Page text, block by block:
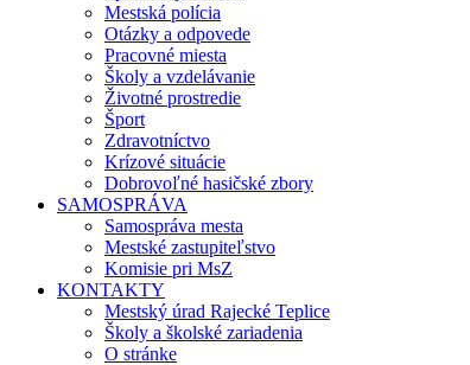
Mestská polícia
Otázky a odpovede
Pracovné miesta
Školy a vzdelávanie
Životné prostredie
Šport
Zdravotníctvo
Krízové situácie
Dobrovoľné hasičské zbory
SAMOSPRÁVA
Samospráva mesta
Mestské zastupiteľstvo
Komisie pri MsZ
KONTAKTY
Mestský úrad Rajecké Teplice
Školy a školské zariadenia
O stránke